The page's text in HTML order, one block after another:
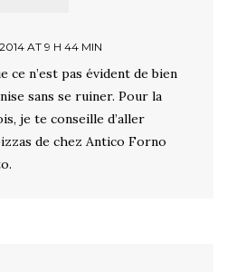
AT 9 H 44 MIN
ce n’est pas évident de bien
sans se ruiner. Pour la
je te conseille d’aller
de chez Antico Forno